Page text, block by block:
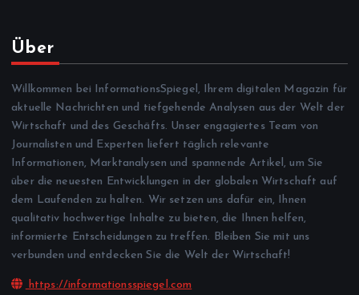
Über
Willkommen bei InformationsSpiegel, Ihrem digitalen Magazin für
aktuelle Nachrichten und tiefgehende Analysen aus der Welt der
Wirtschaft und des Geschäfts. Unser engagiertes Team von
Journalisten und Experten liefert täglich relevante
Informationen, Marktanalysen und spannende Artikel, um Sie
über die neuesten Entwicklungen in der globalen Wirtschaft auf
dem Laufenden zu halten. Wir setzen uns dafür ein, Ihnen
qualitativ hochwertige Inhalte zu bieten, die Ihnen helfen,
informierte Entscheidungen zu treffen. Bleiben Sie mit uns
verbunden und entdecken Sie die Welt der Wirtschaft!
https://informationsspiegel.com